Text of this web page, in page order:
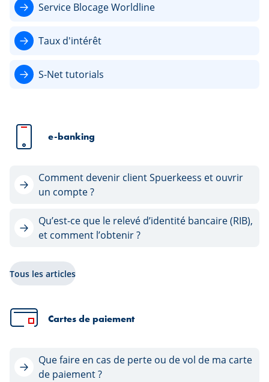
Service Blocage Worldline
Taux d'intérêt
S-Net tutorials
e-banking
Comment devenir client Spuerkeess et ouvrir
un compte ?
Qu’est-ce que le relevé d’identité bancaire (RIB),
et comment l’obtenir ?
Tous les articles
Cartes de paiement
Que faire en cas de perte ou de vol de ma carte
de paiement ?